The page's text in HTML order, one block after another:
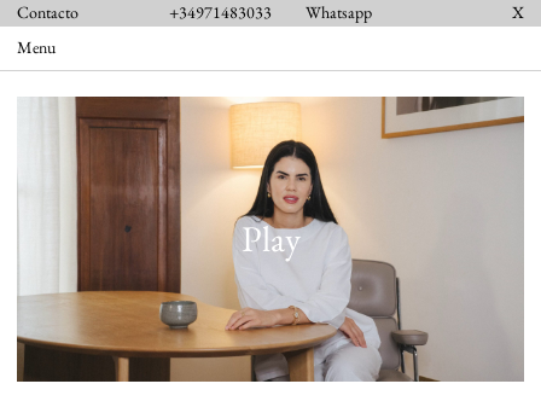
Contacto +34971483033 Whatsapp
X
Menu